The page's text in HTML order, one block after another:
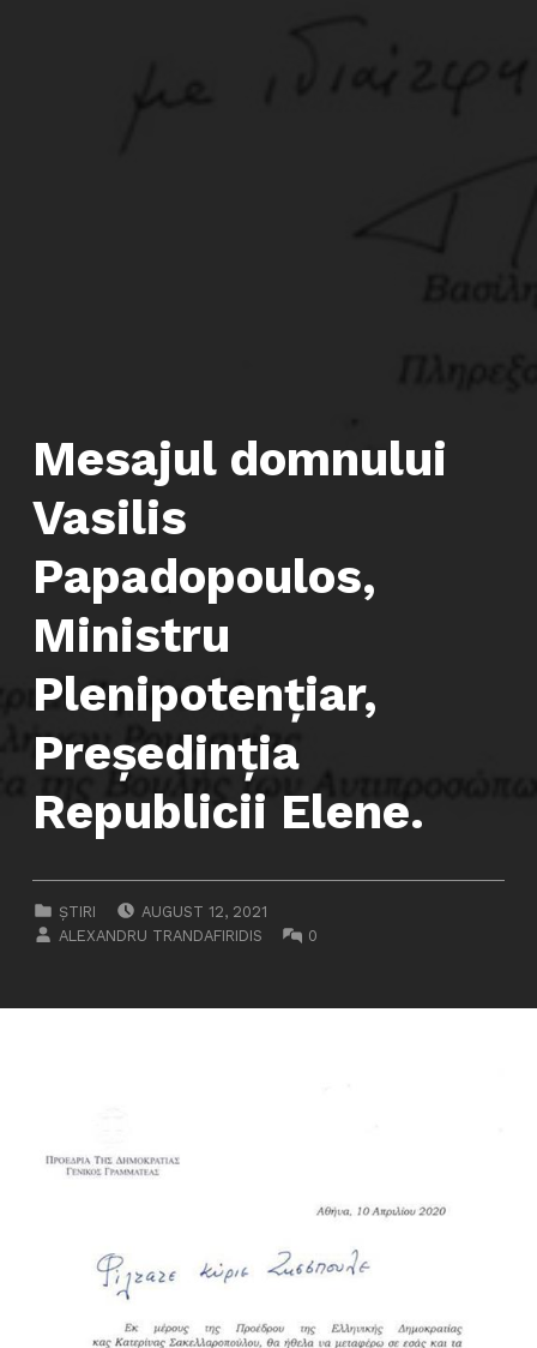
Mesajul domnului
Vasilis
Papadopoulos,
Ministru
Plenipotențiar,
Președinția
Republicii Elene.
ȘTIRI AUGUST 12, 2021
WRITTEN BY:
ALEXANDRU TRANDAFIRIDIS 0